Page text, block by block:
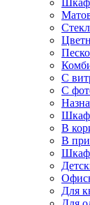
С
С
В
В
Для